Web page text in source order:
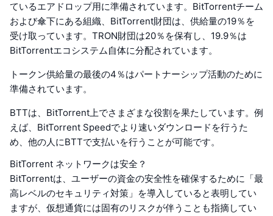
ているエアドロップ用に準備されています。BitTorrentチーム
および傘下にある組織、BitTorrent財団は、供給量の19％を
受け取っています。TRON財団は20％を保有し、19.9％は
BitTorrentエコシステム自体に分配されています。
トークン供給量の最後の4％はパートナーシップ活動のために
準備されています。
BTTは、BitTorrent上でさまざまな役割を果たしています。例
えば、BitTorrent Speedでより速いダウンロードを行うた
め、他の人にBTTで支払いを行うことが可能です。
BitTorrent ネットワークは安全？
BitTorrentは、ユーザーの資金の安全性を確保するために「最
高レベルのセキュリティ対策」を導入していると表明してい
ますが、仮想通貨には固有のリスクが伴うことも指摘してい